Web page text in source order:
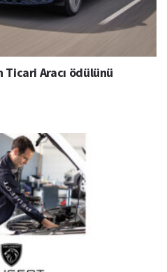
Ticari Aracı ödülünü